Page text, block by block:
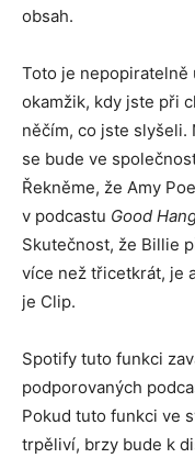
obsah.
Toto je nepopiratelně
okamžik, kdy jste při
něčím, co jste slyšeli.
se bude ve
Řekněme, že Amy
v podcastu Good
Skutečnost, že Billie
více než třicetkrát, je
je Clip.
Spotify tuto funkci
podporovaných
Pokud tuto funkci ve
trpěliví, brzy bude k